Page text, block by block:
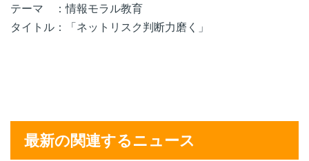
テーマ ：情報モラル教育
タイトル：「ネットリスク判断力磨く」
最新の関連するニュース